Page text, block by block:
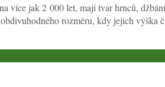
více jak 2 000 let, mají tvar hrnců,
rozměru, kdy jejich